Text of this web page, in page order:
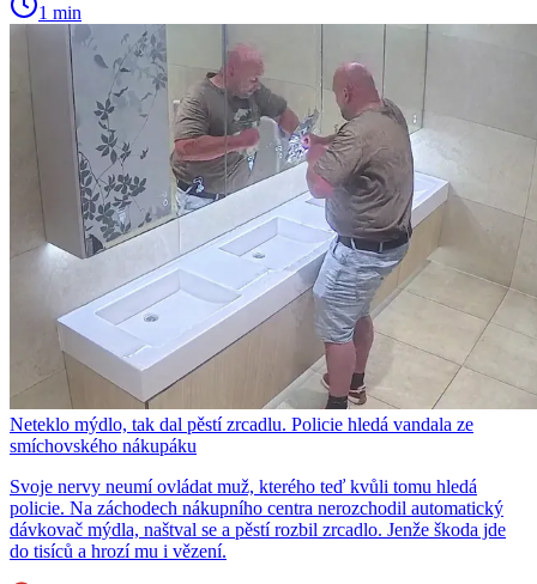
1 min
Neteklo mýdlo, tak dal pěstí zrcadlu. Policie hledá vandala ze
smíchovského nákupáku
Svoje nervy neumí ovládat muž, kterého teď kvůli tomu hledá
policie. Na záchodech nákupního centra nerozchodil automatický
dávkovač mýdla, naštval se a pěstí rozbil zrcadlo. Jenže škoda jde
do tisíců a hrozí mu i vězení.